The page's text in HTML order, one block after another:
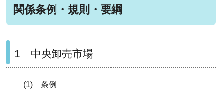
関係条例・規則・要綱
1 中央卸売市場
(1) 条例